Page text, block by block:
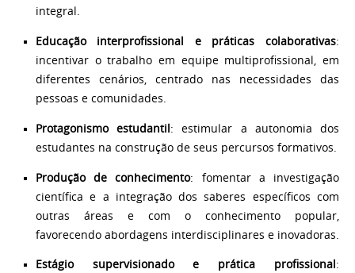
integral.
Educação interprofissional e práticas colaborativas:
incentivar o trabalho em equipe multiprofissional, em
diferentes cenários, centrado nas necessidades das
pessoas e comunidades.
Protagonismo estudantil: estimular a autonomia dos
estudantes na construção de seus percursos formativos.
Produção de conhecimento: fomentar a investigação
científica e a integração dos saberes específicos com
outras áreas e com o conhecimento popular,
favorecendo abordagens interdisciplinares e inovadoras.
Estágio supervisionado e prática profissional: